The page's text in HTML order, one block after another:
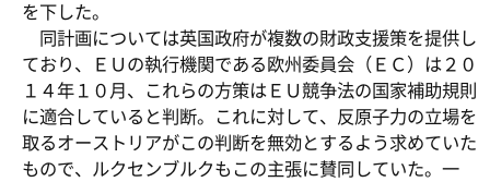
を下した。
同計画については英国政府が複数の財政支援策を提供し
ており、ＥＵの執行機関である欧州委員会（ＥＣ）は２０
１４年１０月、これらの方策はＥＵ競争法の国家補助規則
に適合していると判断。これに対して、反原子力の立場を
取るオーストリアがこの判断を無効とするよう求めていた
もので、ルクセンブルクもこの主張に賛同していた。一